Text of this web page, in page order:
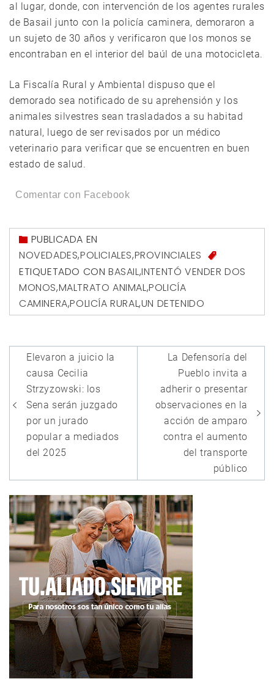
al lugar, donde, con intervención de los agentes rurales
de Basail junto con la policía caminera, demoraron a
un sujeto de 30 años y verificaron que los monos se
encontraban en el interior del baúl de una motocicleta.
La Fiscalía Rural y Ambiental dispuso que el
demorado sea notificado de su aprehensión y los
animales silvestres sean trasladados a su habitad
natural, luego de ser revisados por un médico
veterinario para verificar que se encuentren en buen
estado de salud.
Comentar con Facebook
PUBLICADA EN
NOVEDADES,POLICIALES,PROVINCIALES
ETIQUETADO CON BASAIL,INTENTÓ VENDER DOS
MONOS,MALTRATO ANIMAL,POLICÍA
CAMINERA,POLICÍA RURAL,UN DETENIDO
Navegación
de
entradas
Elevaron a juicio la
causa Cecilia
Strzyzowski: los
Sena serán juzgado
por un jurado
popular a mediados
del 2025
La Defensoría del
Pueblo invita a
adherir o presentar
observaciones en la
acción de amparo
contra el aumento
del transporte
público